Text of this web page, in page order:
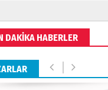
DAKİKA HABERLER
tarımla para